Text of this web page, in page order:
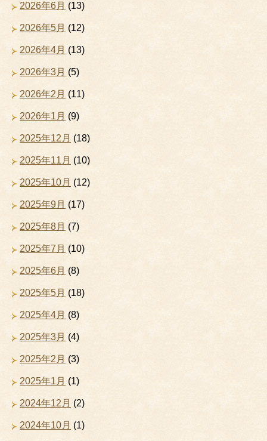
2026年6月 (13)
2026年5月 (12)
2026年4月 (13)
2026年3月 (5)
2026年2月 (11)
2026年1月 (9)
2025年12月 (18)
2025年11月 (10)
2025年10月 (12)
2025年9月 (17)
2025年8月 (7)
2025年7月 (10)
2025年6月 (8)
2025年5月 (18)
2025年4月 (8)
2025年3月 (4)
2025年2月 (3)
2025年1月 (1)
2024年12月 (2)
2024年10月 (1)